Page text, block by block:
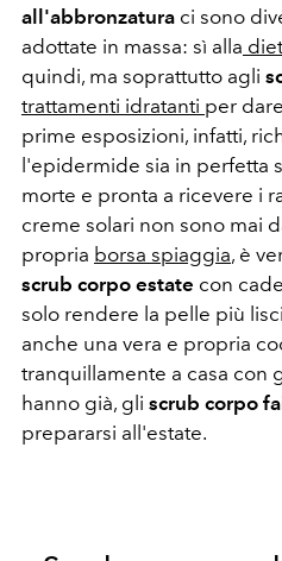
all'abbronzatura ci sono
adottate in massa: sì alla
quindi, ma soprattutto agli
trattamenti idratanti per
prime esposizioni, infatti,
l'epidermide sia in perfetta
morte e pronta a ricevere i
creme solari non sono mai
propria borsa spiaggia, è
scrub corpo estate con
solo rendere la pelle più
anche una vera e propria
tranquillamente a casa con
hanno già, gli scrub corpo
prepararsi all'estate.